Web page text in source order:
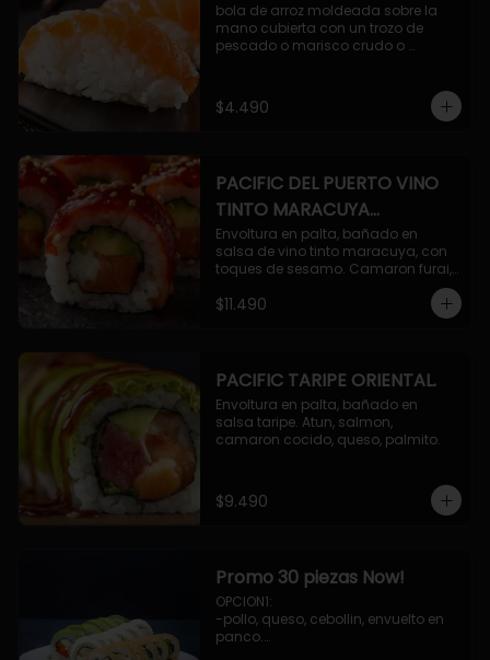
bola de arroz moldeada sobre la
mano cubierta con un trozo de
pescado o marisco crudo o
$4.490
PACIFIC DEL PUERTO VINO
TINTO MARACUYA
ORIENTAL.
Envoltura en palta, bañado en
salsa de vino tinto maracuya, con
toques de sesamo. Camaron furai,
$11.490
PACIFIC TARIPE ORIENTAL.
Envoltura en palta, bañado en
salsa taripe. Atun, salmon,
camaron cocido, queso, palmito.
$9.490
Promo 30 piezas Now!
OPCION1:
-pollo, queso, cebollin, envuelto en
panco.